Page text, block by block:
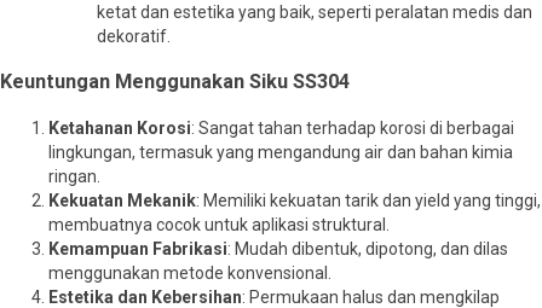
ketat dan estetika yang baik, seperti peralatan medis dan
dekoratif.
Keuntungan Menggunakan Siku SS304
Ketahanan Korosi: Sangat tahan terhadap korosi di berbagai
lingkungan, termasuk yang mengandung air dan bahan kimia
ringan.
Kekuatan Mekanik: Memiliki kekuatan tarik dan yield yang tinggi,
membuatnya cocok untuk aplikasi struktural.
Kemampuan Fabrikasi: Mudah dibentuk, dipotong, dan dilas
menggunakan metode konvensional.
Estetika dan Kebersihan: Permukaan halus dan mengkilap